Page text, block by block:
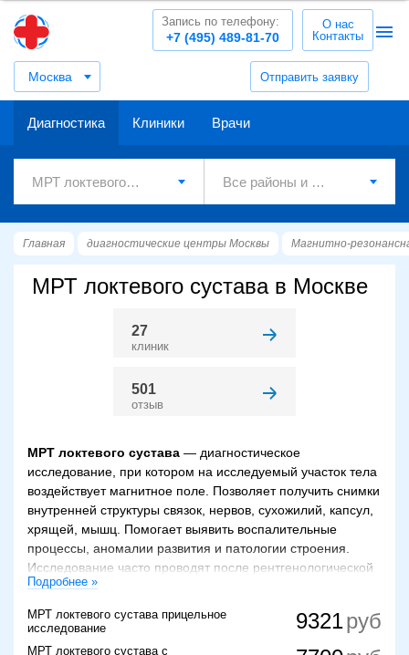
Москва Отправить заявку
+7 (495) 489-81-70
Запись по телефону:
О нас
Контакты
Диагностика Клиники Врачи
Главная диагностические центры Москвы Магнитно-
МРТ локтевого сустава в Москве
27
клиник
501
отзыв
МРТ локтевого сустава — диагностическое
исследование, при котором на исследуемый участок тела
воздействует магнитное поле. Позволяет получить снимки
внутренней структуры связок, нервов, сухожилий, капсул,
хрящей, мышц. Помогает выявить воспалительные
процессы, аномалии развития и патологии строения.
Исследование часто проводят после рентгенологической
диагностики для уточнения ее результатов. Оно дает
остеонекроз, обнаружить абсцесс, опухоли, ущемления
нервов, ганглиозную кисту, переломы и травмы. Также
Подробнее »
МРТ локтевого сустава прицельное
исследование
9321
МРТ локтевого сустава с